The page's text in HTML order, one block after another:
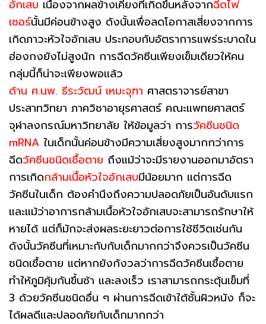
อักเสบ เนื่องจากผลข้างเคียงที่เกิดขึ้นหลังจากฉีดไฟ
เซอร์นั้นมีค่อนข้างสูง ดังนั้นเพื่อลดโอกาสเสี่ยงจากการ
เกิดภาวะหัวใจอักเสบ ประกอบกับอัตราการแพร่ระบาดใน
ฮ่องกงยังไม่สูงนัก การฉีดวัคซีนเพียงเข็มเดียวให้คน
กลุ่มนี้ก็น่าจะเพียงพอแล้ว
ด้าน ศ.นพ. ธีระวัฒน์ เหมะจุฑา ศาสตราจารย์สาขา
ประสาทวิทยา ภาควิชาอายุรศาสตร์ คณะแพทยศาสตร์
จุฬาลงกรณ์มหาวิทยาลัย ให้ข้อมูลว่า การวัคซีนชนิด
mRNA ในเด็กนั้นค่อนข้างมีความเสี่ยงสูงมากกว่าการ
ฉีดวัคซีนชนิดเชื้อตาย ถึงแม้ว่าจะมีรายงานออกมาอัตรา
การเกิดกล้ามเนื้อหัวใจอักเสบมีน้อยมาก แต่การฉีด
วัคซีนในเด็ก ต้องคำนึงถึงความปลอดภัยเป็นอันดับแรก
และแม้ว่าอาการกล้ามเนื้อหัวใจอักเสบจะสามารถรักษาให้
หายได้ แต่ก็มักจะส่งผลระยะยาวต่อการใช้ชีวิตเช่นกัน
ดังนั้นวัคซีนที่เหมาะกับกับเด็กมากกว่าจึงควรเป็นวัคซีน
ชนิดเชื้อตาย แต่หากยังกังวลว่าการฉีดวัคซีนเชื้อตาย
ทำให้ภูมิคุ้มกันขึ้นช้า และลงเร็ว เราสามารถกระตุ้นเข็มที่
3 ด้วยวัคซีนชนิดอื่น ๆ ผ่านการฉีดเข้าใต้ชั้นผิวหนัง ก็จะ
ได้ผลดีและปลอดภัยกับเด็กมากกว่า